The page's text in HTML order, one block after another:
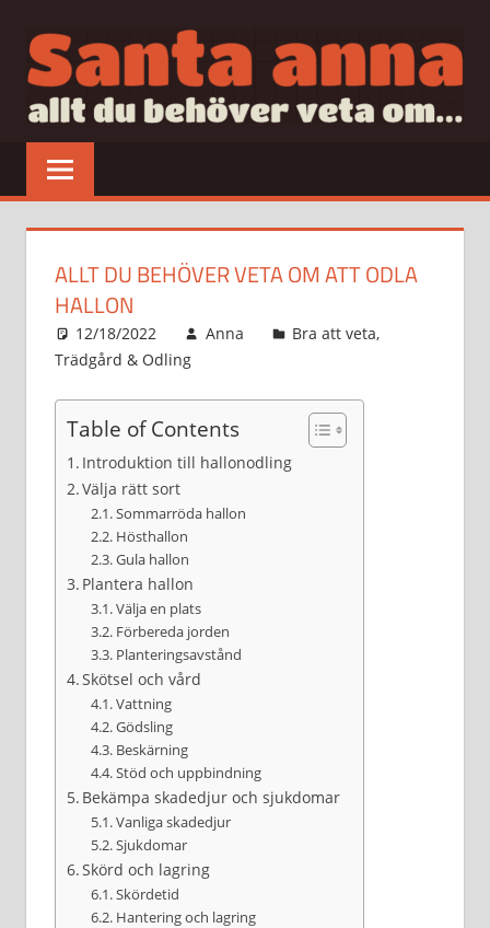
innehåll
allt
veta
ALLT DU BEHÖVER VETA OM ATT ODLA
HALLON
12/18/2022 Anna Bra att veta,
Trädgård & Odling
Table of Contents
Introduktion till hallonodling
Välja rätt sort
Sommarröda hallon
Hösthallon
Gula hallon
Plantera hallon
Välja en plats
Förbereda jorden
Planteringsavstånd
Skötsel och vård
Vattning
Gödsling
Beskärning
Stöd och uppbindning
Bekämpa skadedjur och sjukdomar
Vanliga skadedjur
Sjukdomar
Skörd och lagring
Skördetid
Hantering och lagring